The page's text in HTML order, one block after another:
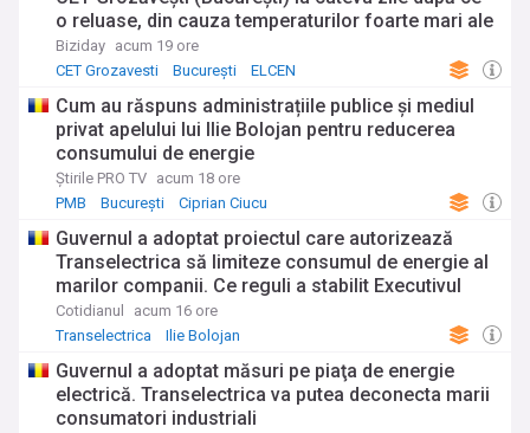
o reluase, din cauza temperaturilor foarte mari ale
apei de răcire. Nu este afectată furnizarea apei
calde. De luni, CET Progresu va fi repornit.
Biziday acum 19 ore
CET Grozavesti
București ELCEN
Cum au răspuns administrațiile publice și mediul
privat apelului lui Ilie Bolojan pentru reducerea
consumului de energie
Știrile PRO TV acum 18 ore
PMB
București Ciprian Ciucu
Guvernul a adoptat proiectul care autorizează
Transelectrica să limiteze consumul de energie al
marilor companii. Ce reguli a stabilit Executivul
Cotidianul
acum 16 ore
Transelectrica
Ilie Bolojan
Guvernul a adoptat măsuri pe piaţa de energie
electrică. Transelectrica va putea deconecta marii
consumatori industriali